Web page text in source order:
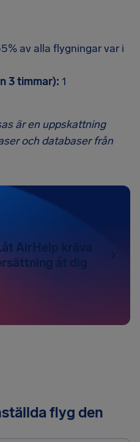
av alla flygningar var i
3 timmar): 1
är en uppskattning
och databaser från
AirHelp kräva
åt dig
flyg den